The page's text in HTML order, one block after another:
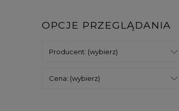
OPCJE PRZEGLĄDANIA
Producent: (wybierz)
Cena: (wybierz)